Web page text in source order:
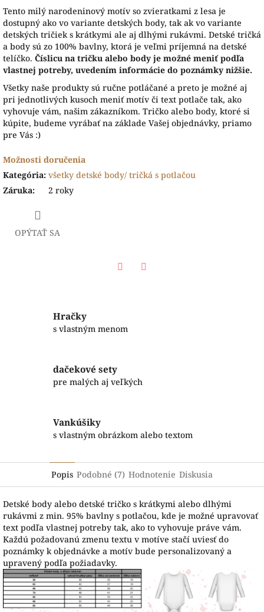
Tento milý narodeninový motív so zvieratkami z lesa je
dostupný ako vo variante detských body, tak ak vo variante
detských tričiek s krátkymi ale aj dlhými rukávmi. Detské tričká
a body sú zo 100% bavlny, ktorá je veľmi príjemná na detské
telíčko. Číslicu na tričku alebo body je možné meniť podľa
vlastnej potreby, uvedením informácie do poznámky nižšie.
Všetky naše produkty sú ručne potláčané a preto je možné aj
pri jednotlivých kusoch meniť motív či text potlače tak, ako
vyhovuje vám, našim zákazníkom. Tričko alebo body, ktoré si
kúpite, budeme vyrábať na základe Vašej objednávky, priamo
pre Vás :)
Možnosti doručenia
Kategória: všetky detské body/ tričká s potlačou
Záruka: 2 roky
OPÝTAŤ SA
Hračky
s vlastným menom
dačekové sety
pre malých aj veľkých
Vankúšiky
s vlastným obrázkom alebo textom
Popis Podobné (7) Hodnotenie Diskusia
Detské body alebo detské tričko s krátkymi alebo dlhými
rukávmi z min. 95% bavlny s potlačou, kde je možné upravovať
text podľa vlastnej potreby tak, ako to vyhovuje práve vám.
Každú požadovanú zmenu textu v motíve stačí uviesť do
poznámky k objednávke a motív bude personalizovaný a
upravený podľa požiadavky.